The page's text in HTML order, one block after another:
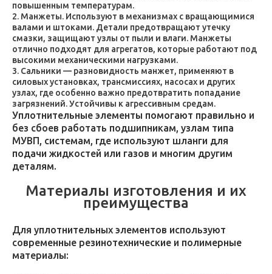
повышенным температурам.
Манжеты. Используют в механизмах с вращающимися
валами и штоками. Детали предотвращают утечку
смазки, защищают узлы от пыли и влаги. Манжеты
отлично подходят для агрегатов, которые работают под
высокими механическими нагрузками.
Сальники — разновидность манжет, применяют в
силовых установках, трансмиссиях, насосах и других
узлах, где особенно важно предотвратить попадание
загрязнений. Устойчивы к агрессивным средам.
Уплотнительные элементы помогают правильно и
без сбоев работать подшипникам, узлам типа
МУВП, системам, где используют шланги для
подачи жидкостей или газов и многим другим
деталям.
Материалы изготовления и их
преимущества
Для уплотнительных элементов используют
современные резинотехнические и полимерные
материалы: